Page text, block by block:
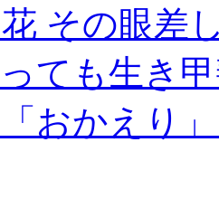
その眼差
ても生き
おかえり